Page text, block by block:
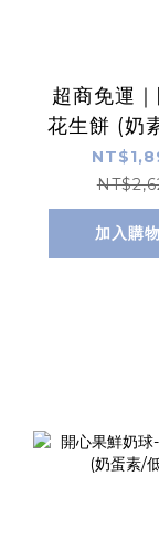
超商免運
花生餅 (奶
加入購